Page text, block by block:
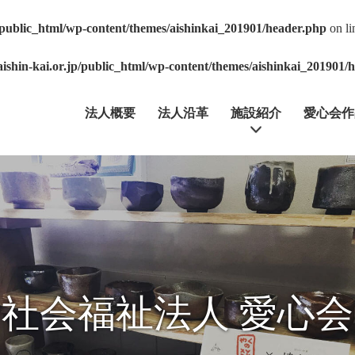
wp-content/themes/aishinkai_201901/header.php on
kai.or.jp/public_html/wp-content/themes/aishinkai_201901/
法人概要 法人沿革 施設紹介 愛心会
社会福祉法人 愛心会